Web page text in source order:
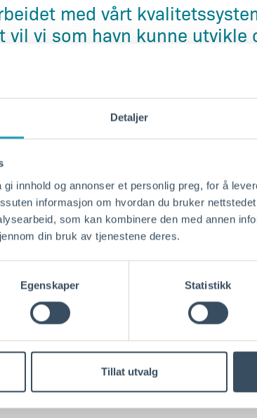
Detaljer
innhold og annonser et personlig preg, for å
informasjon om hvordan du bruker
som kan kombinere den med annen
din bruk av tjenestene deres.
Egenskaper Statistikk
Tillat utvalg
med vårt
vil vi som havn kunne utvikle
forvalter av havnetjenester
Miljøledelsessystemet
som vil gi oss
som bidrar til at vi når
brukere samtidig som vi
bærekraftig nabo for
Johannessen
– ISO 9001
produkter og tjenester som oppfyller
fremsetter kriteriene for et
av en risikobasert
og effektivitet, samt